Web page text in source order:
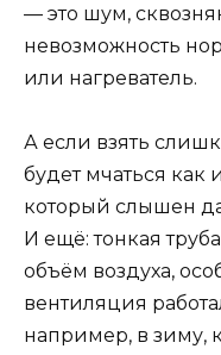
— это шум,
невозможность
или нагреватель.
А если взять
будет мчаться как
который слышен
И ещё: тонкая
объём воздуха,
вентиляция
например, в зиму,